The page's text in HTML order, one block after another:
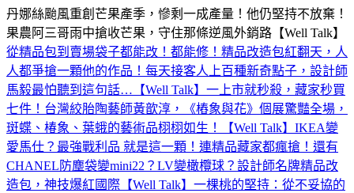
丹娜絲颱風重創芒果產季，慘剩一成產量！他仍堅持不放棄！
果農阿三哥雨中搶收芒果，守住那條逆風外銷路【Well Talk】‪
從精品包到賣場袋子都能改！都能修！精品改造包紅翻天，人
人都爭搶一顆他的作品！每天接客人上百種新奇點子，設計師
馬毅最怕聽到這句話…【Well Talk】 一上市就秒殺，藏家秒買
七件！台灣絞胎陶藝師黃歆淳，《樁象與花》個展驚豔全場，
斑蝶、椿象、葉蛾的藝術品栩栩如生！【Well Talk】 IKEA變
愛馬仕？最強戰利品 就是這一顆！連精品藏家都瘋搶！還有
CHANEL防塵袋變mini22？LV變橄欖球？設計師名牌精品改
造包，神技爆紅國際【Well Talk】 一棵桃的堅持：從不妥協的